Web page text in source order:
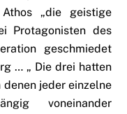
„die geistige
Protagonisten des
geschmiedet
… „ Die drei hatten
jeder einzelne
voneinander